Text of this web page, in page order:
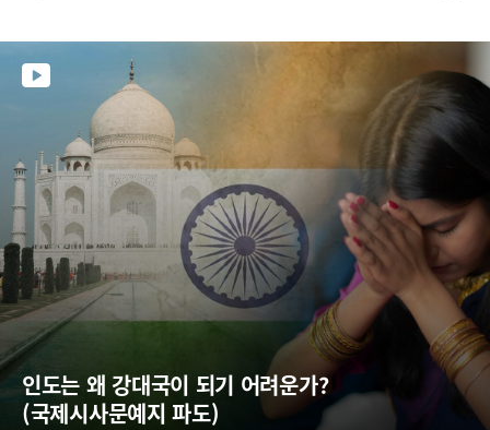
새로운 국면으로 접어드는 모습입니다.한반도의 안보와 경제를 뒤흔들 수
도 있는 세 국가의 행보를 국제시사문예지 PADO의 김동규 편집장이 상세
히 풀어드립니다.
인도는 왜 강대국이 되기 어려운가?
(국제시사문예지 파도)